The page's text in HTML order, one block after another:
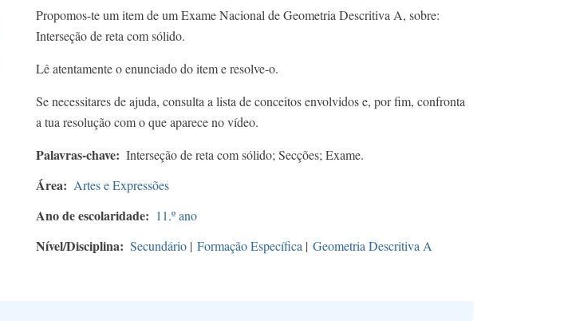
Propomos-te um item de um Exame Nacional de Geometria Descritiva A, sobre:
Interseção de reta com sólido.
Lê atentamente o enunciado do item e resolve-o.
Se necessitares de ajuda, consulta a lista de conceitos envolvidos e, por fim, confronta
a tua resolução com o que aparece no vídeo.
Palavras-chave Interseção de reta com sólido; Secções; Exame.
Área Artes e Expressões
Ano de escolaridade 11.º ano
Nível/Disciplina Secundário | Formação Específica | Geometria Descritiva A